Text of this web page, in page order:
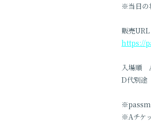
※当日の
販売URL
https://
入場順
D代別途
※Aチケ